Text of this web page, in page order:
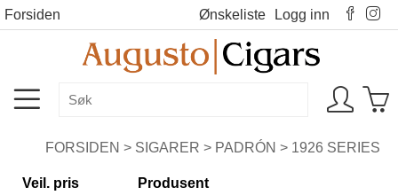
Forsiden Ønskeliste Logg inn
FORSIDEN > SIGARER > PADRÓN > 1926 SERIES
Veil. pris
Produsent